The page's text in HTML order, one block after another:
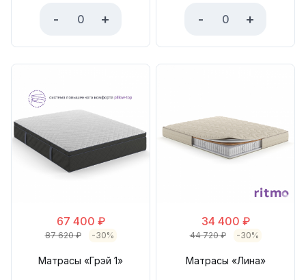
- + - +
67 400 ₽
87 620₽ -30%
Матрасы «Грэй 1»
34 400 ₽
44 720₽ -30%
Матрасы «Лина»